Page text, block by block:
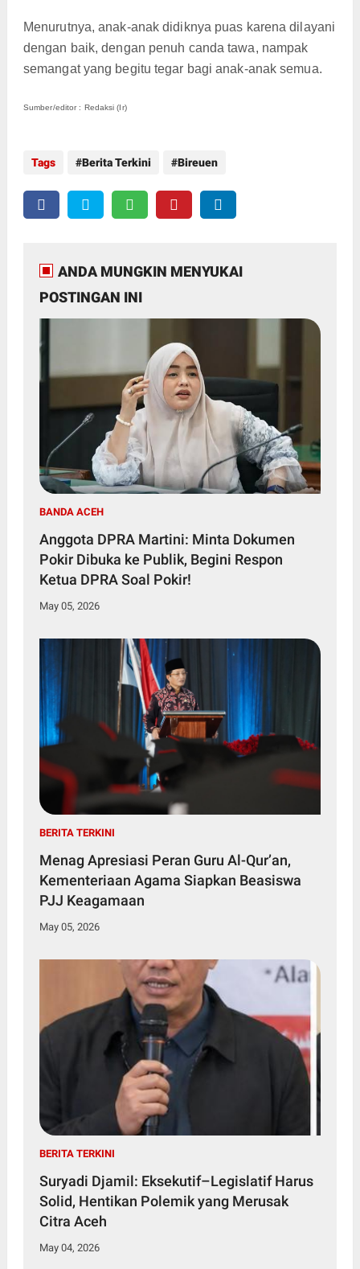
Menurutnya, anak-anak didiknya puas karena dilayani
dengan baik, dengan penuh canda tawa, nampak
semangat yang begitu tegar bagi anak-anak semua.
Sumber/editor : Redaksi (Ir)
Tags Berita Terkini Bireuen
ANDA MUNGKIN MENYUKAI
POSTINGAN INI
BANDA ACEH
Anggota DPRA Martini: Minta Dokumen
Pokir Dibuka ke Publik, Begini Respon
Ketua DPRA Soal Pokir!
May 05, 2026
BERITA TERKINI
Menag Apresiasi Peran Guru Al-Qur’an,
Kementeriaan Agama Siapkan Beasiswa
PJJ Keagamaan
May 05, 2026
BERITA TERKINI
Suryadi Djamil: Eksekutif–Legislatif Harus
Solid, Hentikan Polemik yang Merusak
Citra Aceh
May 04, 2026